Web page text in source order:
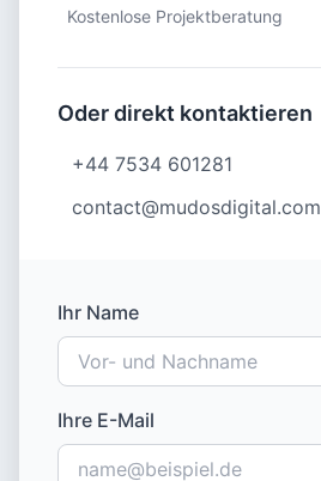
Kostenlose Projektberatung
Oder direkt kontaktieren
+44 7534 601281
contact@mudosdigital.com
Ihr Name
Ihre E-Mail